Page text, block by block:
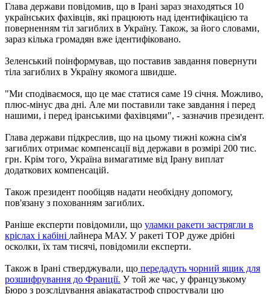
Глава держави повідомив, що в Ірані зараз знаходяться 10
українських фахівців, які працюють над ідентифікацією та
поверненням тіл загиблих в Україну. Також, за його словами,
зараз кілька громадян вже ідентифіковано.
Зеленський поінформував, що поставив завдання повернути
тіла загиблих в Україну якомога швидше.
"Ми сподіваємося, що це має статися саме 19 січня. Можливо,
плюс-мінус два дні. Але ми поставили таке завдання і перед
нашими, і перед іранськими фахівцями", - зазначив президент.
Глава держави підкреслив, що на цьому тижні кожна сім'я
загиблих отримає компенсації від держави в розмірі 200 тис.
грн. Крім того, Україна вимагатиме від Ірану виплат
додаткових компенсацій.
Також президент пообіцяв надати необхідну допомогу,
пов'язану з похованням загиблих.
Раніше експерти повідомили, що уламки ракети застрягли в
кріслах і кабіні лайнера МАУ. У ракеті ТОР дуже дрібні
осколки, їх там тисячі, повідомили експерти.
Також в Ірані стверджували, що передадуть чорний ящик для
розшифрування до Франції. У той же час, у французькому
Бюро з розслідування авіакатастроф спростували цю